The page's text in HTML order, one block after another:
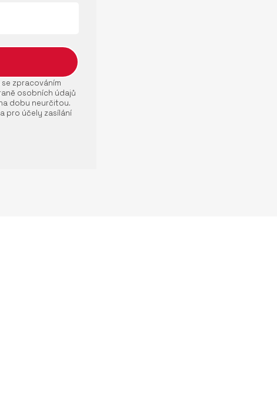
zpracováním
osobních údajů
dobu neurčitou.
pro účely zasílání